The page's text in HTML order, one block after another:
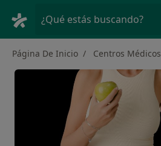
¿Qué estás buscando?
Página De Inicio Centros Médicos